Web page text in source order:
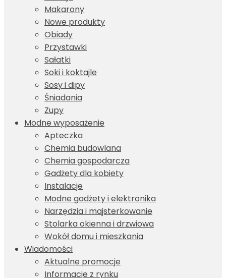
Makarony
Nowe produkty
Obiady
Przystawki
Sałatki
Soki i koktajle
Sosy i dipy
Śniadania
Zupy
Modne wyposażenie
Apteczka
Chemia budowlana
Chemia gospodarcza
Gadżety dla kobiety
Instalacje
Modne gadżety i elektronika
Narzędzia i majsterkowanie
Stolarka okienna i drzwiowa
Wokół domu i mieszkania
Wiadomości
Aktualne promocje
Informacje z rynku